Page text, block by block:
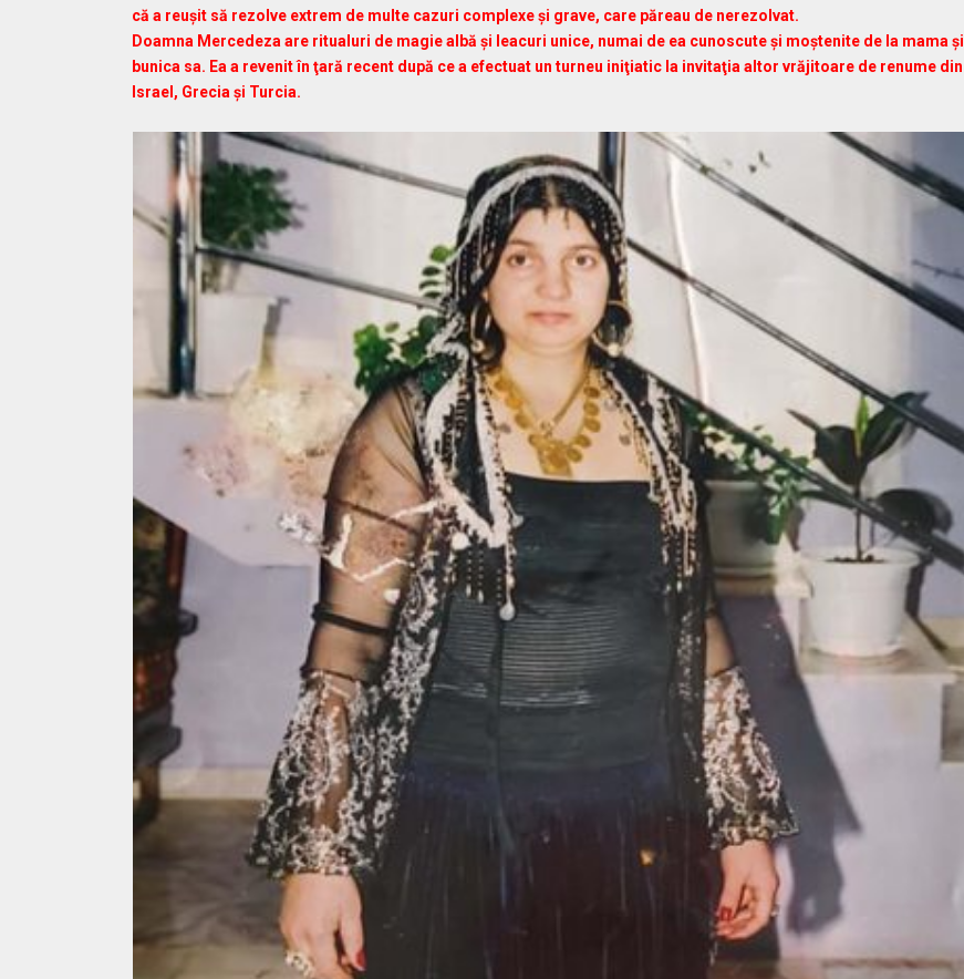
că a reuşit să rezolve extrem de multe cazuri complexe şi grave, care păreau de nerezolvat.
Doamna Mercedeza are ritualuri de magie albă şi leacuri unice, numai de ea cunoscute şi moştenite de la mama şi
bunica sa. Ea a revenit în ţară recent după ce a efectuat un turneu iniţiatic la invitaţia altor vrăjitoare de renume din
Israel, Grecia şi Turcia.